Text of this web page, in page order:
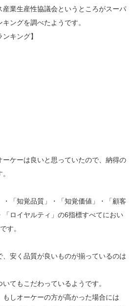
産業生産性協議会というところがスーパ
ングを調べたようです。
キング】
ケーは良いと思っていたので、納得の
・「知覚品質」・「知覚価値」・「顧客
「ロイヤルティ」の6指標すべてにおい
す。
安く品質が良いものが揃っているのは
てもこだわっているようです。
しオーケーの方が高かった場合には